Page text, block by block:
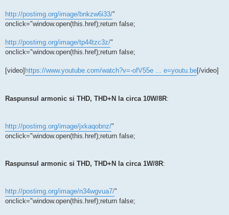
http://postimg.org/image/bnkzw6i33/"
onclick="window.open(this.href);return false;
http://postimg.org/image/tp44tzc3z/"
onclick="window.open(this.href);return false;
[video] https://www.youtube.com/watch?v=-ofV55e ... e=youtu.be[/video]
Raspunsul armonic si THD, THD+N la circa 10W/8R:
http://postimg.org/image/jxkaqobnz/"
onclick="window.open(this.href);return false;
Raspunsul armonic si THD, THD+N la circa 1W/8R:
http://postimg.org/image/n34wgvua7/"
onclick="window.open(this.href);return false;